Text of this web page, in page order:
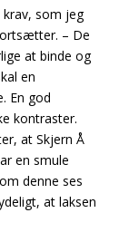
som jeg
– De
at binde og
en
En god
kontraster.
at Skjern Å
en smule
denne ses
at laksen